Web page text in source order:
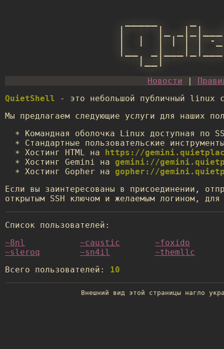
|     |_
|  |  | | | | -
|__
   |__|
Новости |
QuietShell - это небольшой публичный linux
Мы предлагаем следующие услуги для наших
Командная оболочка Linux доступная по
Стандартные пользовательские
Хостинг HTML на https://
Хостинг Gemini на gemini://
Хостинг Gopher на gopher://
Если вы заинтересованы в присоединении,
открытым SSH ключом и желаемым логином,
Список пользователей:
~8nl
~caustic
~foxido
~sleroq
~sn4il
~themllc
Всего пользователей: 10
Внешний вид этой страницы нагло